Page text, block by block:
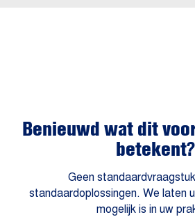
Benieuwd wat dit
betekent?
Geen
standaardoplossingen. We laten
mogelijk is in uw